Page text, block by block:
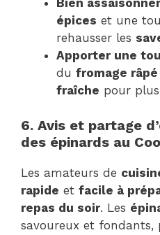
épices et une
rehausser les
Apporter une
du fromage râpé
fraîche pour plus
6. Avis et partage
des épinards au
Les amateurs de
rapide et facile à
repas du soir. Les
savoureux et fondants,